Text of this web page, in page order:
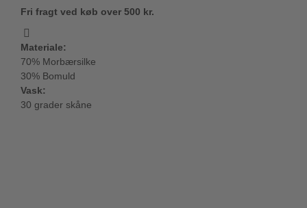
Fri fragt ved køb over 500 kr.
Materiale:
70% Morbærsilke
30% Bomuld
Vask:
30 grader skåne